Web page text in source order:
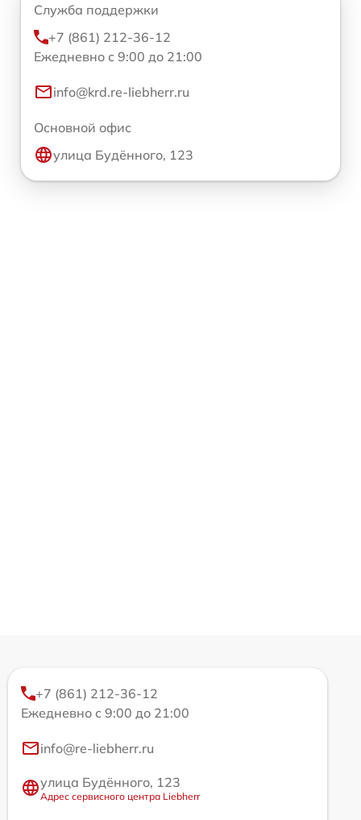
Служба поддержки
+7 (861) 212-36-12
Ежедневно с 9:00 до 21:00
info@krd.re-liebherr.ru
Основной офис
улица Будённого, 123
+7 (861) 212-36-12
Ежедневно с 9:00 до 21:00
info@re-liebherr.ru
улица Будённого, 123
Адрес сервисного центра Liebherr